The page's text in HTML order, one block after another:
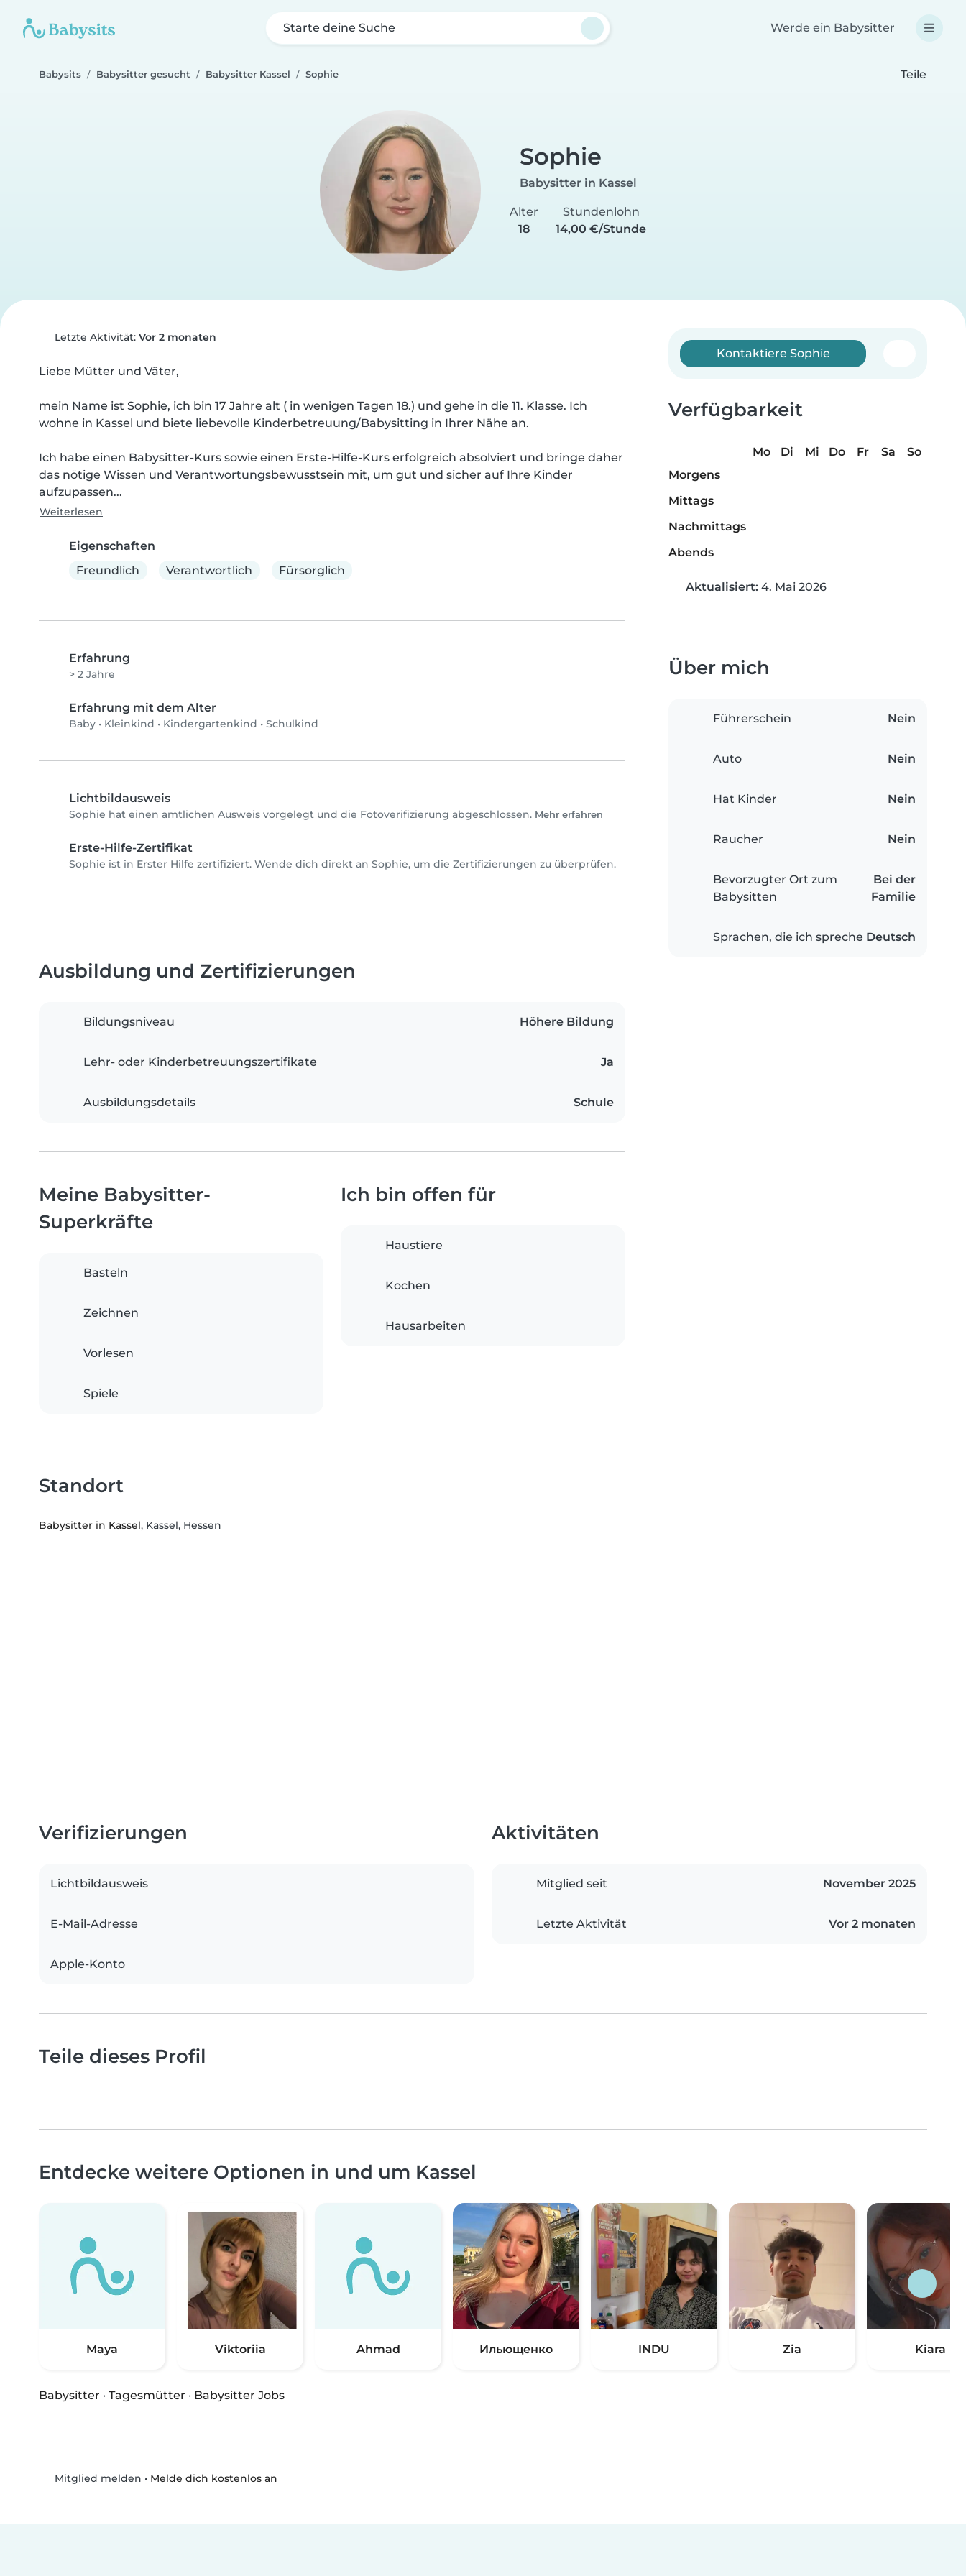
Starte deine Suche Werde ein Babysitter
Babysits Babysitter gesucht Babysitter Kassel Sophie Teile
Sophie
Babysitter in Kassel
Alter
18
Stundenlohn
14,00 €/Stunde
Letzte Aktivität: Vor 2 monaten
Liebe Mütter und Väter,
mein Name ist Sophie, ich bin 17 Jahre alt ( in wenigen Tagen 18.) und gehe in die 11. Klasse. Ich
wohne in Kassel und biete liebevolle Kinderbetreuung/Babysitting in Ihrer Nähe an.
Ich habe einen Babysitter-Kurs sowie einen Erste-Hilfe-Kurs erfolgreich absolviert und bringe daher
das nötige Wissen und Verantwortungsbewusstsein mit, um gut und sicher auf Ihre Kinder
aufzupassen...
Weiterlesen
Eigenschaften
Freundlich
Verantwortlich Fürsorglich
Erfahrung
> 2 Jahre
Erfahrung mit dem Alter
Baby • Kleinkind • Kindergartenkind • Schulkind
Lichtbildausweis
Sophie hat einen amtlichen Ausweis vorgelegt und die Fotoverifizierung abgeschlossen. Mehr erfahren
Erste-Hilfe-Zertifikat
Sophie ist in Erster Hilfe zertifiziert. Wende dich direkt an Sophie, um die Zertifizierungen zu überprüfen.
Kontaktiere Sophie
Verfügbarkeit
Mo Di Mi Do Fr Sa
So
Morgens
Mittags
Nachmittags
Abends
Aktualisiert: 4. Mai 2026
Über mich
Führerschein Nein
Auto Nein
Hat Kinder Nein
Raucher Nein
Bevorzugter Ort zum
Babysitten
Bei der
Familie
Sprachen, die ich spreche Deutsch
Ausbildung und Zertifizierungen
Bildungsniveau Höhere Bildung
Lehr- oder Kinderbetreuungszertifikate Ja
Ausbildungsdetails Schule
Meine Babysitter-
Superkräfte
Basteln
Zeichnen
Vorlesen
Spiele
Ich bin offen für
Haustiere
Kochen
Hausarbeiten
Standort
Babysitter in Kassel, Kassel, Hessen
Verifizierungen
Lichtbildausweis
E-Mail-Adresse
Apple-Konto
Aktivitäten
Mitglied seit November 2025
Letzte Aktivität Vor 2 monaten
Teile dieses Profil
Entdecke weitere Optionen in und um Kassel
Maya Viktoriia Ahmad Ильющенко INDU Zia Kiara
Babysitter · Tagesmütter · Babysitter Jobs
Mitglied melden • Melde dich kostenlos an